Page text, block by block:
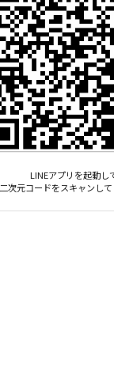
LINEアプリを起動して
二次元コードをスキャンして